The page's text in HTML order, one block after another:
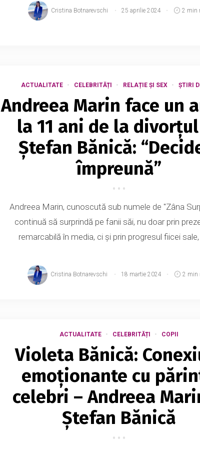
Cristina Botnarevschi 25 aprilie 2024 2 min
ACTUALITATE CELEBRITĂȚI RELAȚIE ȘI SEX ȘTIRI
Andreea Marin face un
la 11 ani de la
Ștefan Bănică:
împreună”
Andreea Marin, cunoscută sub numele de "Zâna
continuă să surprindă pe fanii săi, nu doar prin
remarcabilă în media, ci și prin progresul fiicei sale,
Cristina Botnarevschi 18 martie 2024 2 min
ACTUALITATE CELEBRITĂȚI COPII
Violeta Bănică:
emoționante cu
celebri – Andreea
Ștefan Bănică